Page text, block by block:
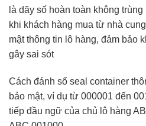
là dãy số hoàn toàn không
khi khách hàng mua từ nhà
mật thông tin lô hàng, đảm bảo
gây sai sót
Cách đánh số seal container
bảo mật, ví dụ từ 000001 đến
tiếp đầu ngữ của chủ lô hàng